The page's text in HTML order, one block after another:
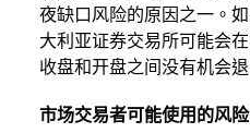
夜缺口风险的原因之一。
大利亚证券交易所可能会
收盘和开盘之间没有机会退
市场交易者可能使用的风